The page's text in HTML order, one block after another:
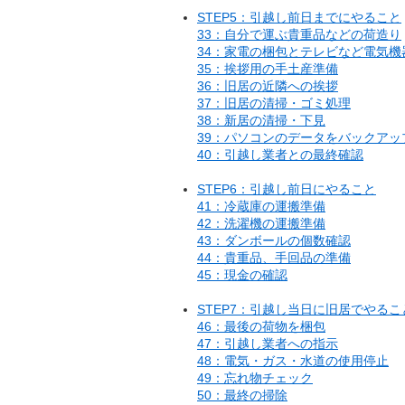
STEP5：引越し前日までにやること
33：自分で運ぶ貴重品などの荷造り
34：家電の梱包とテレビなど電気
35：挨拶用の手土産準備
36：旧居の近隣への挨拶
37：旧居の清掃・ゴミ処理
38：新居の清掃・下見
39：パソコンのデータをバックアッ
40：引越し業者との最終確認
STEP6：引越し前日にやること
41：冷蔵庫の運搬準備
42：洗濯機の運搬準備
43：ダンボールの個数確認
44：貴重品、手回品の準備
45：現金の確認
STEP7：引越し当日に旧居でやるこ
46：最後の荷物を梱包
47：引越し業者への指示
48：電気・ガス・水道の使用停止
49：忘れ物チェック
50：最終の掃除